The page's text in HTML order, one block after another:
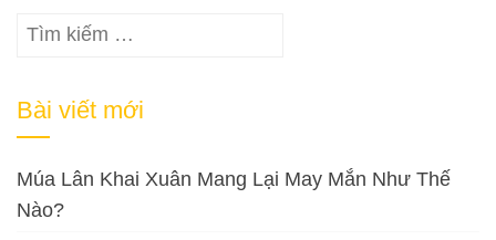
Tìm
Bài viết mới
Múa Lân Khai Xuân Mang Lại May Mắn Như Thế
Nào?